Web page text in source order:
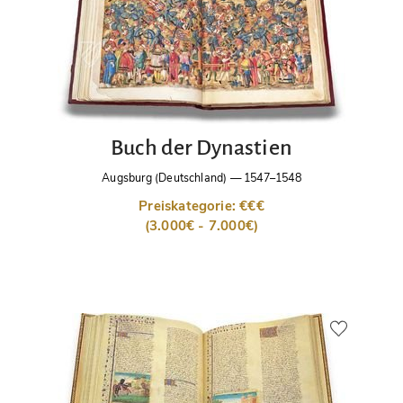
Buch der Dynastien
Augsburg (Deutschland) —1547–1548
Preiskategorie: €€€
(3.000€ - 7.000€)